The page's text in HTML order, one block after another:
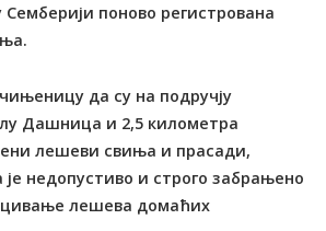
Семберији поново регистрована
да су на подручју
Дашница и 2,5 километра
лешеви свиња и прасади,
је недопустиво и строго забрањено
лешева домаћих